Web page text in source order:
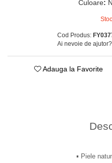
Culoare:
Cod Produs:
Ai nevoie de ajutor?
Adauga la Favorite
▪︎ Piele